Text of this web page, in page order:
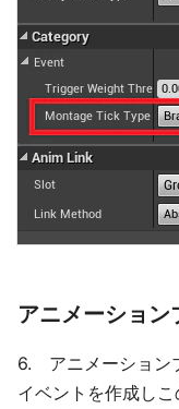
アニメーショ
6. アニメーション
イベントを作成し